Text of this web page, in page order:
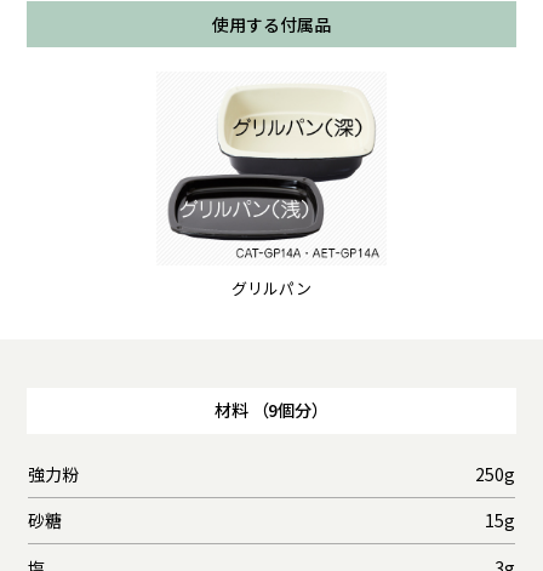
使用する付属品
グリルパン
材料 （9個分）
強力粉
250g
砂糖
15g